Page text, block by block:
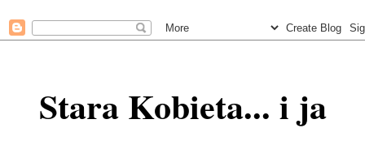
Stara Kobieta... i ja